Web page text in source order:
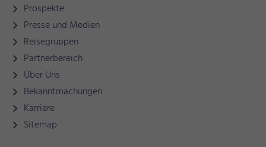
Prospekte
Presse und Medien
Reisegruppen
Partnerbereich
Über Uns
Bekanntmachungen
Karriere
Sitemap